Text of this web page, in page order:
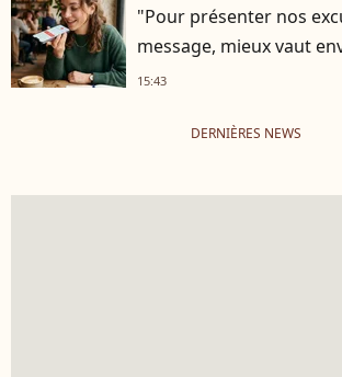
"Pour présenter nos
message, mieux vaut
15:43
DERNIÈRES NEWS